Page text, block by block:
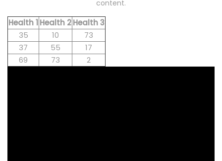
content.
Health 1Health 2Health 3
35
10
73
37
55
17
69
73 2